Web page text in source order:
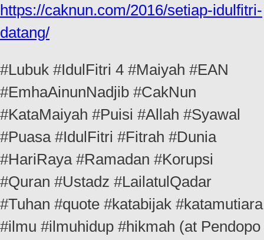
https://caknun.com/2016/setiap-idulfitri-
datang/
#Lubuk #IdulFitri 4 #Maiyah #EAN
#EmhaAinunNadjib #CakNun
#KataMaiyah #Puisi #Allah #Syawal
#Puasa #IdulFitri #Fitrah #Dunia
#HariRaya #Ramadan #Korupsi
#Quran #Ustadz #LailatulQadar
#Tuhan #quote #katabijak #katamutiara
#ilmu #ilmuhidup #hikmah (at Pendopo